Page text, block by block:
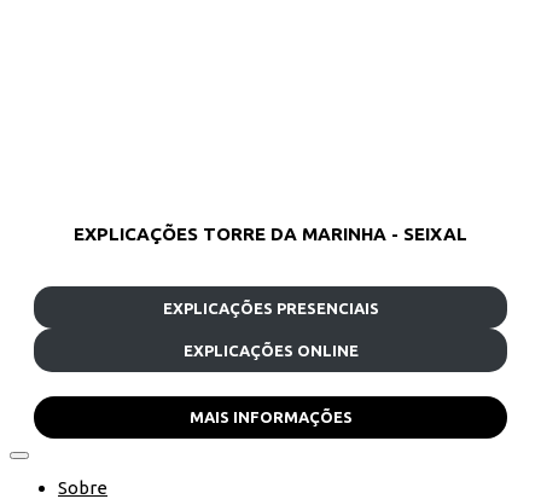
EXPLICAÇÕES TORRE DA MARINHA - SEIXAL
EXPLICAÇÕES PRESENCIAIS
EXPLICAÇÕES ONLINE
MAIS INFORMAÇÕES
Sobre